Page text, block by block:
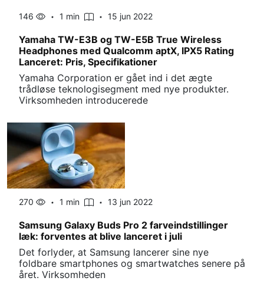
146 1 min 15 jun 2022
Yamaha TW-E3B og TW-E5B True Wireless
Headphones med Qualcomm aptX, IPX5 Rating
Lanceret: Pris, Specifikationer
Yamaha Corporation er gået ind i det ægte
trådløse teknologisegment med nye produkter.
Virksomheden introducerede
270 1 min 13 jun 2022
Samsung Galaxy Buds Pro 2 farveindstillinger
læk: forventes at blive lanceret i juli
Det forlyder, at Samsung lancerer sine nye
foldbare smartphones og smartwatches senere på
året. Virksomheden